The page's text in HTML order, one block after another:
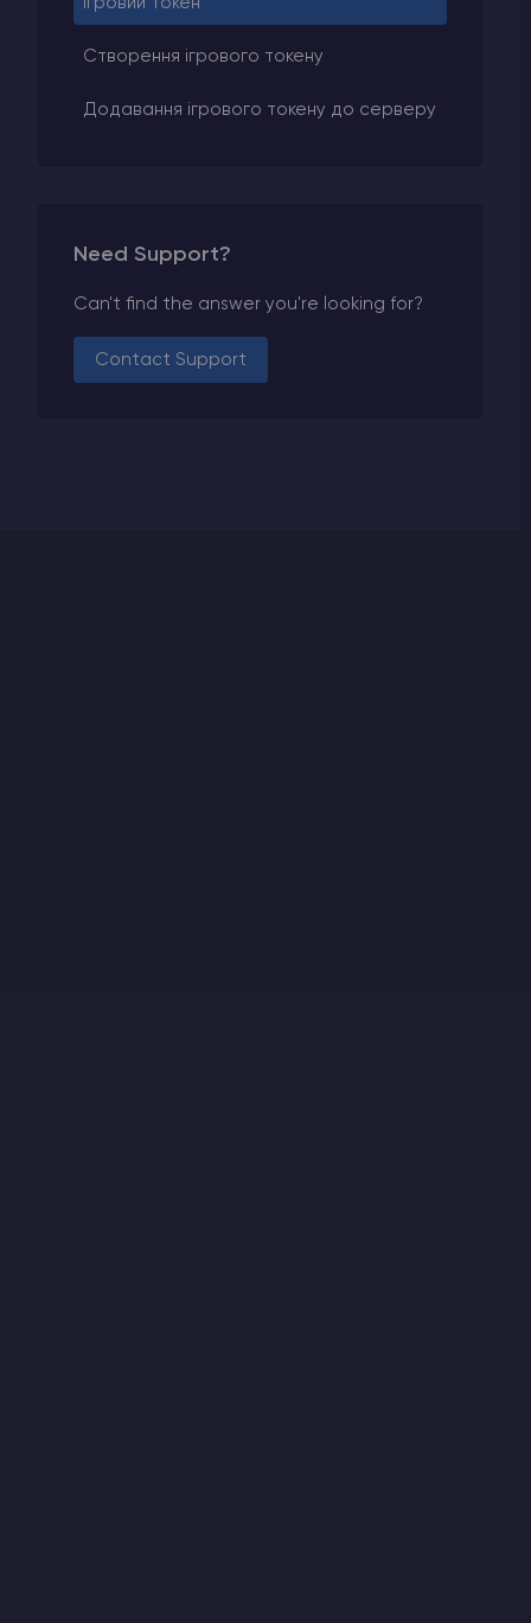
Створення ігрового токену
Додавання ігрового токену до серверу
Need Support?
Can't find the answer you're looking for?
Contact Support